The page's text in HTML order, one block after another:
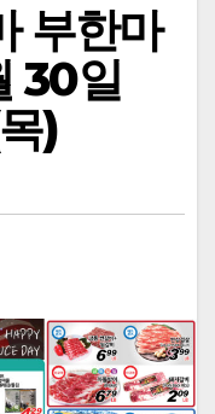
부한마
30일
)